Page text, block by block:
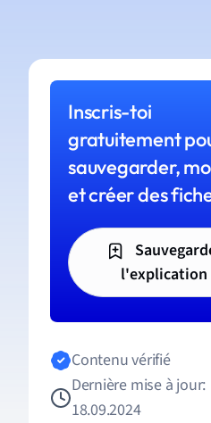
Inscris-toi
gratuitement
sauvegarder,
et créer des
l'explication
Contenu vérifié
Dernière mise à jour:
18.09.2024